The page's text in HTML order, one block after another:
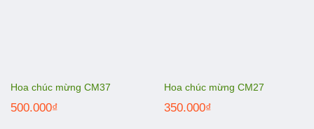
Hoa chúc mừng CM37
500.000₫
Hoa chúc mừng CM27
350.000₫